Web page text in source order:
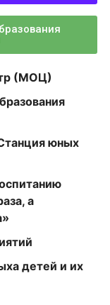
(МОЦ)
юных
а
детей и их